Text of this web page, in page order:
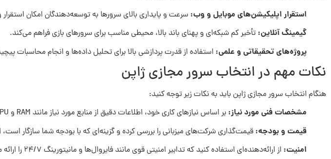
استقرار اپلیکیشن‌های موبایل و وب: سرعت و پایداری بالای سرورها به توسعه‌دهندگان امکان
گیمینگ آنلاین: تأخیر کم شبکه‌ای و پهنای باند بالا، محیطی مناسب برای سرورهای بازی فراهم می‌کند.
پروژه‌های تحقیقاتی و علمی: استفاده از قدرت پردازشی بالا برای تحلیل داده‌ها و انجام محاسبات
نکات مهم در انتخاب سرور مجازی ژاپن
هنگام انتخاب سرور مجازی ژاپن باید به نکات زیر توجه کنید:
مشخصات فنی مورد نیاز: بر اساس نیازهای کاری خود، اطلاعات دقیق از منابع مورد نیاز مانند RAM و CPU تهیه کنید.
قیمت و بودجه: قیمت‌گذاری شرکت‌های میزبانی را بررسی کرده و گزینه‌ای که با بودجه شما سازگار است،
امنیت: از ارائه‌دهنده‌ای استفاده کنید که تدابیر امنیتی قوی مانند فایروال‌ها و مانیتورینگ ۲۴/۷ را ارائه می‌دهد.